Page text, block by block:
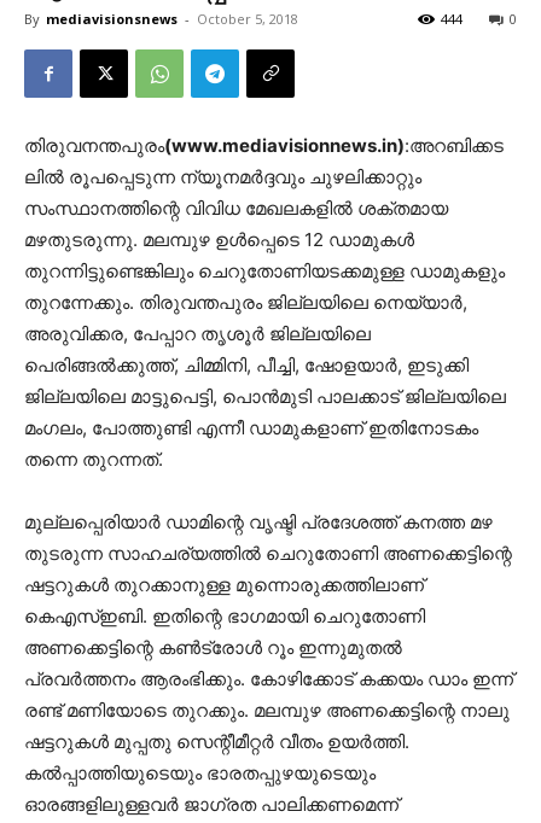
By mediavisionsnews - October 5, 2018 0
444
തിരുവനന്തപുരം(www.mediavisionnews.in):അറബിക്കട
ലില്‍ രൂപപ്പെടുന്ന ന്യൂനമര്‍ദ്ദവും ചുഴലിക്കാറ്റും
സംസ്ഥാനത്തിന്റെ വിവിധ മേഖലകളില്‍ ശക്തമായ
മഴതുടരുന്നു. മലമ്പുഴ ഉള്‍പ്പെടെ 12 ഡാമുകള്‍
തുറന്നിട്ടുണ്ടെങ്കിലും ചെറുതോണിയടക്കമുള്ള ഡാമുകളും
തുറന്നേക്കും. തിരുവന്തപുരം ജില്ലയിലെ നെയ്യാര്‍,
അരുവിക്കര, പേപ്പാറ തൃശൂര്‍ ജില്ലയിലെ
പെരിങ്ങല്‍ക്കുത്ത്, ചിമ്മിനി, പീച്ചി, ഷോളയാര്‍, ഇടുക്കി
ജില്ലയിലെ മാട്ടുപെട്ടി, പൊന്‍മുടി പാലക്കാട് ജില്ലയിലെ
മംഗലം, പോത്തുണ്ടി എന്നീ ഡാമുകളാണ് ഇതിനോടകം
തന്നെ തുറന്നത്.
മുല്ലപ്പെരിയാര്‍ ഡാമിന്റെ വൃഷ്ടി പ്രദേശത്ത് കനത്ത മഴ
തുടരുന്ന സാഹചര്യത്തില്‍ ചെറുതോണി അണക്കെട്ടിന്റെ
ഷട്ടറുകള്‍ തുറക്കാനുള്ള മുന്നൊരുക്കത്തിലാണ്
കെഎസ്ഇബി. ഇതിന്റെ ഭാഗമായി ചെറുതോണി
അണക്കെട്ടിന്റെ കണ്‍ട്രോള്‍ റൂം ഇന്നുമുതല്‍
പ്രവര്‍ത്തനം ആരംഭിക്കും. കോഴിക്കോട് കക്കയം ഡാം ഇന്ന്
രണ്ട് മണിയോടെ തുറക്കും. മലമ്പുഴ അണക്കെട്ടിന്റെ നാലു
ഷട്ടറുകള്‍ മുപ്പതു സെന്റീമീറ്റര്‍ വീതം ഉയര്‍ത്തി.
കല്‍പ്പാത്തിയുടെയും ഭാരതപ്പുഴയുടെയും
ഓരങ്ങളിലുള്ളവര്‍ ജാഗ്രത പാലിക്കണമെന്ന്